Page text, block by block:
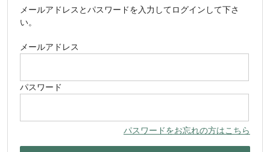
メールアドレス とパスワードを入力してログインして下さ
い。
メールアドレス
パスワード
パスワードをお忘れの方はこちら